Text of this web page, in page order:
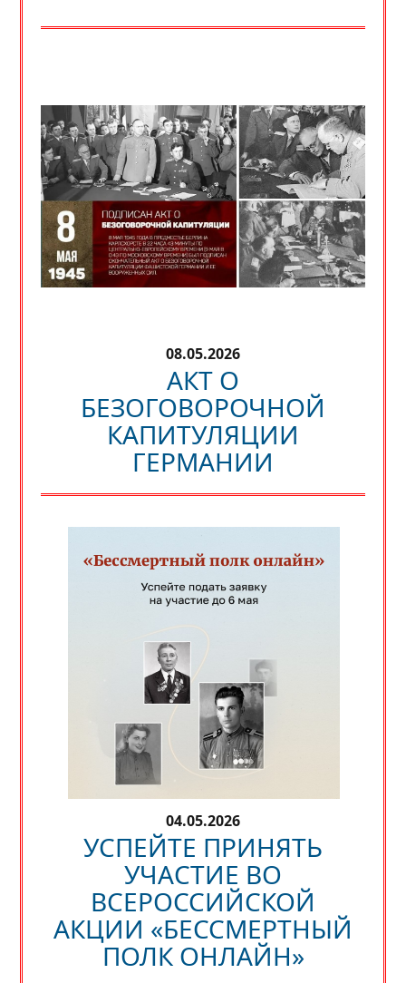
08.05.2026
АКТ О
БЕЗОГОВОРОЧНОЙ
КАПИТУЛЯЦИИ
ГЕРМАНИИ
04.05.2026
УСПЕЙТЕ ПРИНЯТЬ
УЧАСТИЕ ВО
ВСЕРОССИЙСКОЙ
АКЦИИ «БЕССМЕРТНЫЙ
ПОЛК ОНЛАЙН»